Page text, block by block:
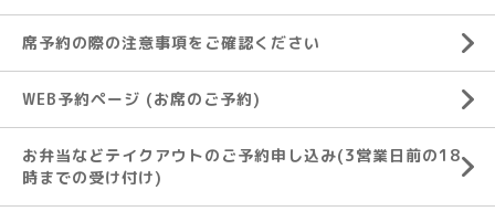
席予約の際の注意事項をご確認ください
WEB予約ページ (お席のご予約)
お弁当などテイクアウトのご予約申し込み(3営業日前の18
時までの受け付け)